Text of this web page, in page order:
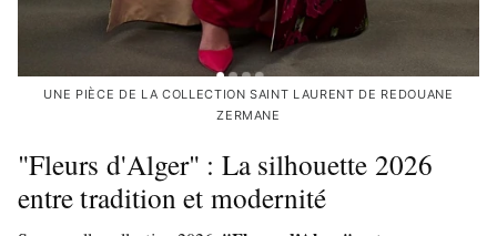
UNE PIÈCE DE LA COLLECTION SAINT LAURENT DE REDOUANE
ZERMANE
"Fleurs d'Alger" : La silhouette 2026
entre tradition et modernité